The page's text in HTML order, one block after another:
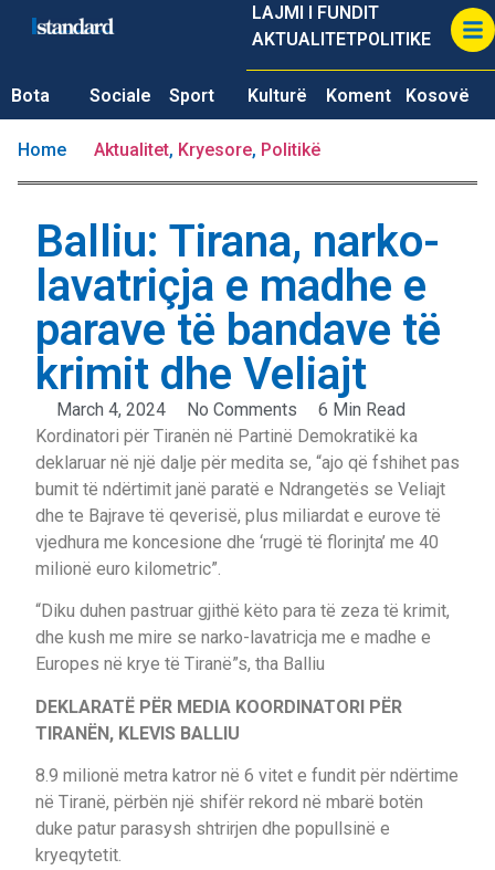
LAJMI I FUNDIT
AKTUALITETPOLITIKE
Bota Sociale Sport Kulturë Koment Kosovë
Home Aktualitet, Kryesore, Politikë
Balliu: Tirana, narko-
lavatriçja e madhe e
parave të bandave të
krimit dhe Veliajt
March 4, 2024 No Comments
6 Min Read
Kordinatori për Tiranën në Partinë Demokratikë ka
deklaruar në një dalje për medita se, “ajo që fshihet pas
bumit të ndërtimit janë paratë e Ndrangetës se Veliajt
dhe te Bajrave të qeverisë, plus miliardat e eurove të
vjedhura me koncesione dhe ‘rrugë të florinjta’ me 40
milionë euro kilometric”.
“Diku duhen pastruar gjithë këto para të zeza të krimit,
dhe kush me mire se narko-lavatricja me e madhe e
Europes në krye të Tiranë”s, tha Balliu
DEKLARATË PËR MEDIA KOORDINATORI PËR
TIRANËN, KLEVIS BALLIU
8.9 milionë metra katror në 6 vitet e fundit për ndërtime
në Tiranë, përbën një shifër rekord në mbarë botën
duke patur parasysh shtrirjen dhe popullsinë e
kryeqytetit.